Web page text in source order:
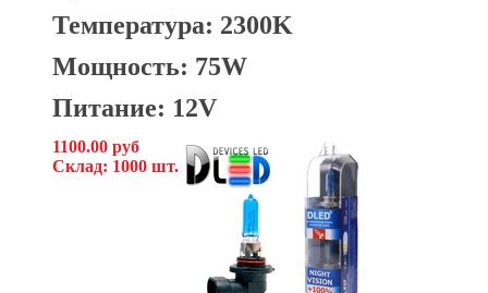
Температура: 2300K
Мощность: 75W
Питание: 12V
1100.00 руб
Склад: 1000 шт.